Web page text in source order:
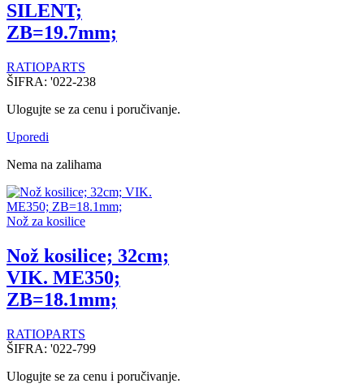
SILENT;
ZB=19.7mm;
RATIOPARTS
ŠIFRA: '022-238
Ulogujte se za cenu i poručivanje.
Uporedi
Nema na zalihama
Nož za kosilice
Nož kosilice; 32cm;
VIK. ME350;
ZB=18.1mm;
RATIOPARTS
ŠIFRA: '022-799
Ulogujte se za cenu i poručivanje.